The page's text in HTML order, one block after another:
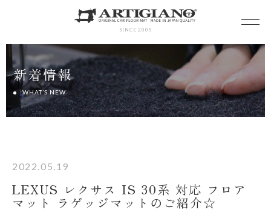
SINCE 2005
新着情報
WHAT’S NEW
2022.05.19
LEXUS レクサス IS 30系 対応 フロア
マット ラゲッジマットのご紹介☆